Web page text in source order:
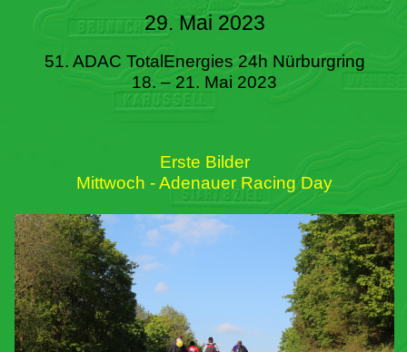
29. Mai 2023
51. ADAC TotalEnergies 24h Nürburgring
18. – 21. Mai 2023
Erste Bilder
Mittwoch - Adenauer Racing Day